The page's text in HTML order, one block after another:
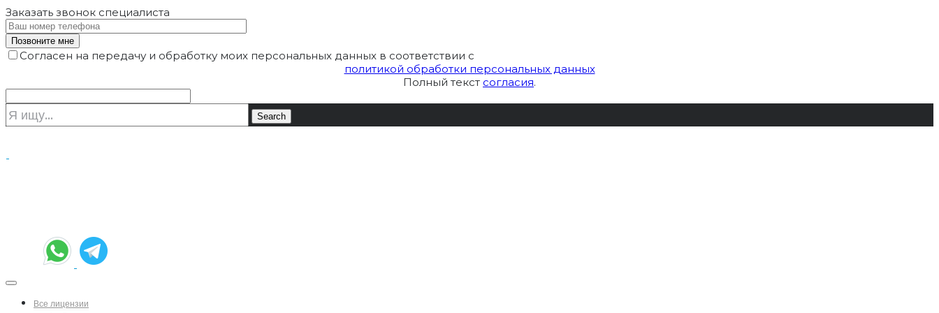
Заказать звонок специалиста
Согласен на передачу и обработку моих персональных данных в соответствии с
политикой обработки персональных данных
Полный текст согласия.
Все лицензии